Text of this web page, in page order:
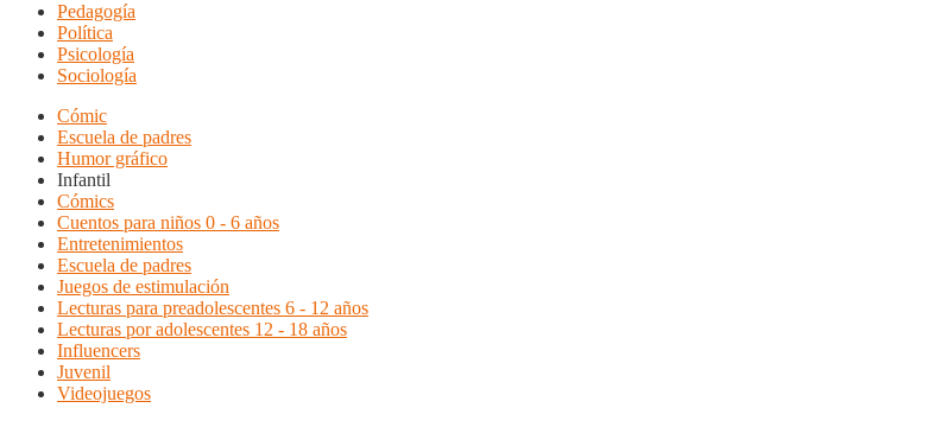
Pedagogía
Política
Psicología
Sociología
Cómic
Escuela de padres
Humor gráfico
Infantil
Cómics
Cuentos para niños 0 - 6 años
Entretenimientos
Escuela de padres
Juegos de estimulación
Lecturas para preadolescentes 6 - 12 años
Lecturas por adolescentes 12 - 18 años
Influencers
Juvenil
Videojuegos